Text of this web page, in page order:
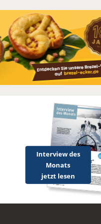
Interview des
Monats
jetzt lesen